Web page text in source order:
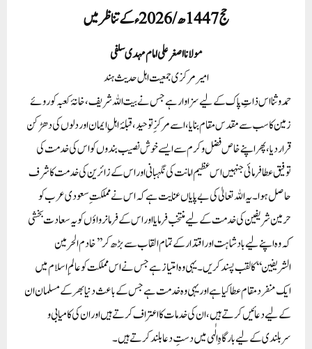
حج 1447ھ / 2026ء کے تناظر میں
مولانا اصغر علی امام مہدی سلفی
امیر مرکزی جمعیت اہل حدیث ہند
حمد و ثنا اس ذاتِ پاک کے لیے سزاوار ہے جس نے بیت اللہ شریف، خانۂ کعبہ کو روئے
زمین کا سب سے مقدس مقام بنایا، اسے مرکزِ توحید، قبلۂ اہلِ ایمان اور دلوں کی دھڑکن
قرار دیا، پھر اپنے خاص فضل و کرم سے ایسے خوش نصیب بندوں کو اس کی خدمت کی
توفیق عطا فرمائی جنہیں اس عظیم امانت کی نگہبانی اور اس کے زائرین کی خدمت کا شرف
حاصل ہوا۔ یہ اللہ تعالیٰ کی بے پایاں عنایت ہے کہ اس نے مملکتِ سعودی عرب کو
حرمین شریفین کی خدمت کے لیے منتخب فرمایا اور اس کے فرمانرواؤں کو یہ سعادت بخشی
کہ وہ اپنے لیے بادشاہت اور اقتدار کے تمام القاب سے بڑھ کر ’’خادم الحرمین
الشريفين‘‘ کا لقب پسند کریں۔ یہی وہ امتیاز ہے جس نے اس مملکت کو عالمِ اسلام میں
ایک منفرد مقام عطا کیا ہے اور یہی وہ خدمت ہے جس کے باعث دنیا بھر کے مسلمان ان
کے لیے دعائیں کرتے ہیں، ان کی خدمات کا اعتراف کرتے ہیں اور ان کی کامیابی و
سربلندی کے لیے بارگاہِ الٰہی میں دستِ دعا بلند کرتے ہیں۔